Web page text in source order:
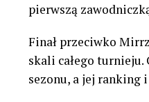
pierwszą
Finał przeciwko
skali całego turnieju.
sezonu, a jej ranking